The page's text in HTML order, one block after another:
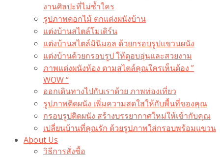
งานศิลปะที่ไม่ซ้ำใคร
รูปภาพดอกไม้ ตกแต่งผนังบ้าน
แต่งบ้านสไตล์โมเดิร์น
แต่งบ้านสไตล์มินิมอล ด้วยกรอบรูปแขวนผนัง
แต่งบ้านด้วยกรอบรูป ให้ดูอบอุ่นและสวยงาม
ภาพแต่งผนังห้อง ตามสไตล์คุณใครเห็นต้อง ”
WOW “
ออกเดินทางไปกับเราด้วย ภาพท่องเที่ยว
รูปภาพติดผนัง เพิ่มความสดใสให้กับพื้นที่ของคุณ
กรอบรูปติดผนัง สร้างบรรยากาศใหม่ให้เข้ากับคุณ
เปลี่ยนบ้านที่คุณรัก ด้วยรูปภาพใส่กรอบพร้อมแขวน​
About Us
วิธีการสั่งซื้อ